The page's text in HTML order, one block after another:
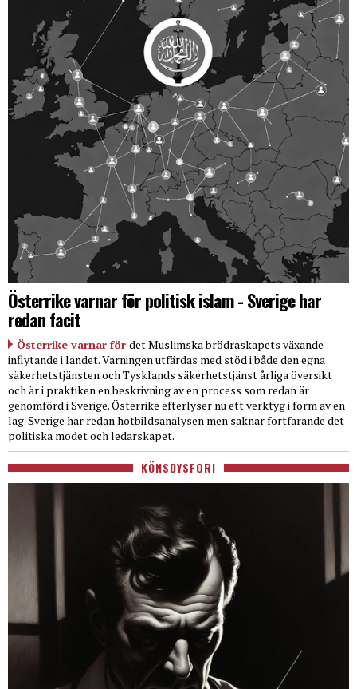
Österrike varnar för politisk islam - Sverige har
redan facit
Österrike varnar för det Muslimska brödraskapets växande
inflytande i landet. Varningen utfärdas med stöd i både den egna
säkerhetstjänsten och Tysklands säkerhetstjänst årliga översikt
och är i praktiken en beskrivning av en process som redan är
genomförd i Sverige. Österrike efterlyser nu ett verktyg i form av en
lag. Sverige har redan hotbildsanalysen men saknar fortfarande det
politiska modet och ledarskapet.
KÖNSDYSFORI